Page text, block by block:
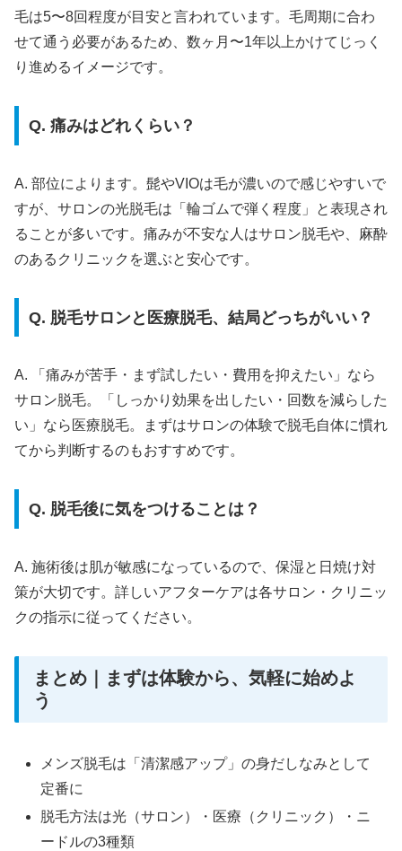
毛は5〜8回程度が目安と言われています。毛周期に合わ
せて通う必要があるため、数ヶ月〜1年以上かけてじっく
り進めるイメージです。
Q. 痛みはどれくらい？
A. 部位によります。髭やVIOは毛が濃いので感じやすいで
すが、サロンの光脱毛は「輪ゴムで弾く程度」と表現され
ることが多いです。痛みが不安な人はサロン脱毛や、麻酔
のあるクリニックを選ぶと安心です。
Q. 脱毛サロンと医療脱毛、結局どっちがいい？
A. 「痛みが苦手・まず試したい・費用を抑えたい」なら
サロン脱毛。「しっかり効果を出したい・回数を減らした
い」なら医療脱毛。まずはサロンの体験で脱毛自体に慣れ
てから判断するのもおすすめです。
Q. 脱毛後に気をつけることは？
A. 施術後は肌が敏感になっているので、保湿と日焼け対
策が大切です。詳しいアフターケアは各サロン・クリニッ
クの指示に従ってください。
まとめ｜まずは体験から、気軽に始めよ
う
メンズ脱毛は「清潔感アップ」の身だしなみとして
定番に
脱毛方法は光（サロン）・医療（クリニック）・ニ
ードルの3種類